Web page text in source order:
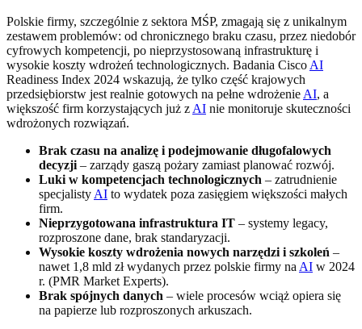
Polskie firmy, szczególnie z sektora MŚP, zmagają się z unikalnym
zestawem problemów: od chronicznego braku czasu, przez niedobór
cyfrowych kompetencji, po nieprzystosowaną infrastrukturę i
wysokie koszty wdrożeń technologicznych. Badania Cisco AI
Readiness Index 2024 wskazują, że tylko część krajowych
przedsiębiorstw jest realnie gotowych na pełne wdrożenie AI, a
większość firm korzystających już z AI nie monitoruje skuteczności
wdrożonych rozwiązań.
Brak czasu na analizę i podejmowanie długofalowych
decyzji – zarządy gaszą pożary zamiast planować rozwój.
Luki w kompetencjach technologicznych – zatrudnienie
specjalisty AI to wydatek poza zasięgiem większości małych
firm.
Nieprzygotowana infrastruktura IT – systemy legacy,
rozproszone dane, brak standaryzacji.
Wysokie koszty wdrożenia nowych narzędzi i szkoleń –
nawet 1,8 mld zł wydanych przez polskie firmy na AI w 2024
r. (PMR Market Experts).
Brak spójnych danych – wiele procesów wciąż opiera się
na papierze lub rozproszonych arkuszach.